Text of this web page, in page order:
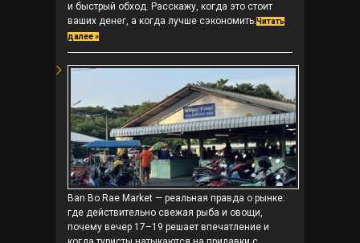
и быстрый обход. Расскажу, когда это стоит
ваших денег, а когда лучше сэкономить.Читать
далее »
Ban Bo Rae Market — реальная правда о рынке:
где действительно свежая рыба и овощи,
почему вечер 17–19 решает впечатление и